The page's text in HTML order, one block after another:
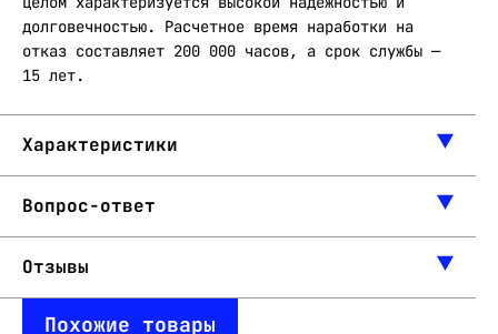
долговечностью. Расчетное время наработки на
отказ составляет 200 000 часов, а срок службы —
15 лет.
Характеристики
Вопрос-ответ
Отзывы
Похожие товары